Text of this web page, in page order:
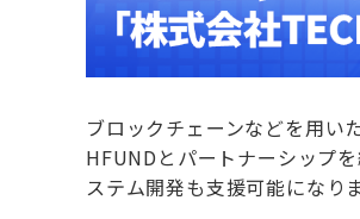
ブロックチェーンなどを用い
HFUNDとパートナーシップ
ステム開発も支援可能になり